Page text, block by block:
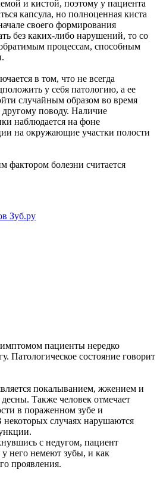
и кистой, поэтому у пациента
капсула, но полноценная киста
своего формирования
без каких-либо нарушений, то со
процессам, способным
в том, что не всегда
у себя патологию, а ее
случайным образом во время
поводу. Наличие
наблюдается на фоне
на окружающие участки полости
болезни считается
Зуб.ру
пациенты нередко
Патологическое состояние говорит
покалыванием, жжением и
Также человек отмечает
в пораженном зубе и
случаях нарушаются
с недугом, пациент
него немеют зубы, и как
проявления.